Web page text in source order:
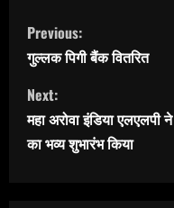
C
o
n
t
i
Previous:
गुल्लक पिगी बैंक वितरित
Next:
महा अरोवा इंडिया एलएलपी
का भव्य शुभारंभ किया